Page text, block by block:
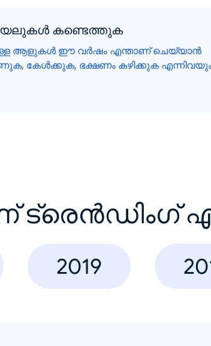
കണ്ടെത്തുക
ആളുകൾ ഈ വർഷം എന്താണ് ചെയ്യാൻ
കേൾക്കുക, ഭക്ഷണം കഴിക്കുക എന്നിവയും
ട്രെൻഡിംഗ്
2019